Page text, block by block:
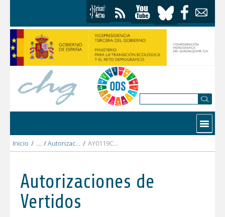
Contactar
Inicio / Autorizaciones Vertidos / AY0119CO AYUNTAMIENTO VILLANUEVA DE CORDOBA.pdf
Autorizaciones de
Vertidos